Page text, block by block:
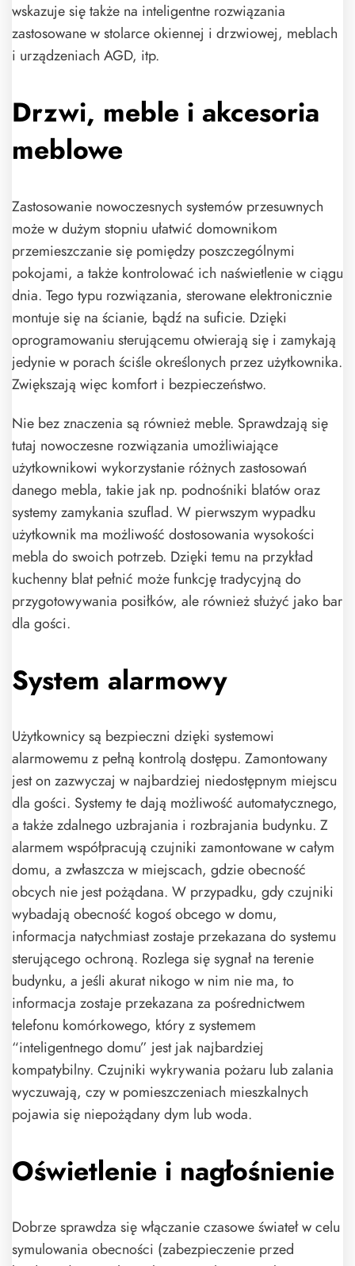
wskazuje się także na inteligentne rozwiązania
zastosowane w stolarce okiennej i drzwiowej, meblach
i urządzeniach AGD, itp.
Drzwi, meble i akcesoria
meblowe
Zastosowanie nowoczesnych systemów przesuwnych
może w dużym stopniu ułatwić domownikom
przemieszczanie się pomiędzy poszczególnymi
pokojami, a także kontrolować ich naświetlenie w ciągu
dnia. Tego typu rozwiązania, sterowane elektronicznie
montuje się na ścianie, bądź na suficie. Dzięki
oprogramowaniu sterującemu otwierają się i zamykają
jedynie w porach ściśle określonych przez użytkownika.
Zwiększają więc komfort i bezpieczeństwo.
Nie bez znaczenia są również meble. Sprawdzają się
tutaj nowoczesne rozwiązania umożliwiające
użytkownikowi wykorzystanie różnych zastosowań
danego mebla, takie jak np. podnośniki blatów oraz
systemy zamykania szuflad. W pierwszym wypadku
użytkownik ma możliwość dostosowania wysokości
mebla do swoich potrzeb. Dzięki temu na przykład
kuchenny blat pełnić może funkcję tradycyjną do
przygotowywania posiłków, ale również służyć jako bar
dla gości.
System alarmowy
Użytkownicy są bezpieczni dzięki systemowi
alarmowemu z pełną kontrolą dostępu. Zamontowany
jest on zazwyczaj w najbardziej niedostępnym miejscu
dla gości. Systemy te dają możliwość automatycznego,
a także zdalnego uzbrajania i rozbrajania budynku. Z
alarmem współpracują czujniki zamontowane w całym
domu, a zwłaszcza w miejscach, gdzie obecność
obcych nie jest pożądana. W przypadku, gdy czujniki
wybadają obecność kogoś obcego w domu,
informacja natychmiast zostaje przekazana do systemu
sterującego ochroną. Rozlega się sygnał na terenie
budynku, a jeśli akurat nikogo w nim nie ma, to
informacja zostaje przekazana za pośrednictwem
telefonu komórkowego, który z systemem
“inteligentnego domu” jest jak najbardziej
kompatybilny. Czujniki wykrywania pożaru lub zalania
wyczuwają, czy w pomieszczeniach mieszkalnych
pojawia się niepożądany dym lub woda.
Oświetlenie i nagłośnienie
Dobrze sprawdza się włączanie czasowe świateł w celu
symulowania obecności (zabezpieczenie przed